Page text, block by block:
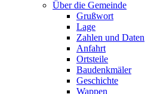
Über die Gemeinde
Grußwort
Lage
Zahlen und Daten
Anfahrt
Ortsteile
Baudenkmäler
Geschichte
Wappen